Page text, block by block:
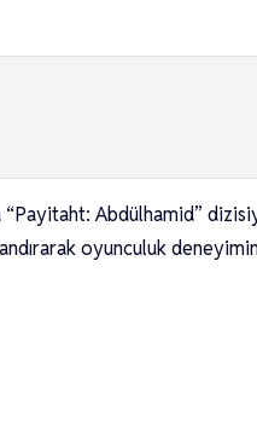
Abdülhamid”
oyunculuk deneyimini